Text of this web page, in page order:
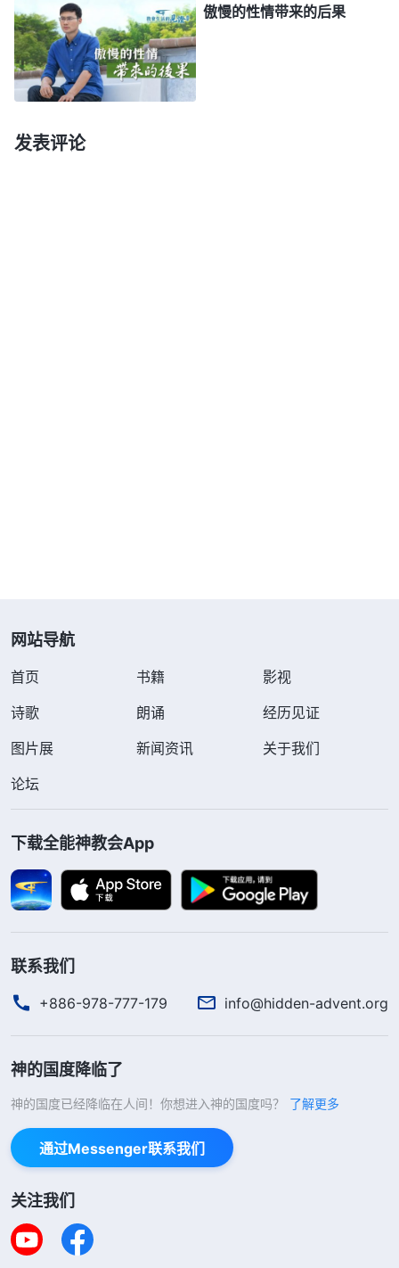
决问题。我尽本分不走正道，不但没给弟兄姊妹带来
什么益处，反倒让他们受辖制，感到痛苦压抑，我这
不是坑害弟兄姊妹吗？这是在作恶啊！没想到我凭撒
不该这样对付、教训弟兄姊妹，我就赶紧向神祷告、
对人没有同情与理解；受狂妄本性支配，我特别相信
自己，就认为只有严厉的对付才能解决问题，把自己
方式给人带来辖制，仍心里刚硬，不倾听弟兄姊妹的
心声，甚至同工提醒，我也不反省，觉得自己只是口
气重点，是弟兄姊妹接受不了对付。我凭着狂妄自大
的撒但性情尽本分，伤害了弟兄姊妹，耽误了教会工
作，所做的都是抵挡神的恶事啊！
我看到神的话说：“
你用天然个性来事奉神，按
照个人的喜好来事奉神，还总认为自己愿意的就是神
所喜悦的，自己不愿意的就是神所厌憎的，完全凭着
自己的喜好来作工作，这是事奉神吗？到头来你的生
命性情一点没有变化，反而因着事奉神更加顽固，使
的性情事奉而总结的经验，这是人的经验教训，是人
的处世哲学。这样的人都属于法利赛人、宗教官员，
这样的人若再不醒悟、不悔改，必然会成为末世的迷
惑人的假基督、敌基督，所说的假基督、敌基督就从
这一类人中间产生。事奉神的人若是随从个性，按着
己意来，随时都有被淘汰的危险。靠着人多年总结的
经验事奉神来笼络人心，来教训人、辖制人、站高
傲慢的性情带来的后果
发表评论
网站导航
首页 书籍
影视
诗歌
朗诵
经历见证
图片展
新闻资讯
关于我们
论坛
下载全能神教会App
联系我们
+886-978-777-179 info@hidden-advent.org
神的国度降临了
神的国度已经降临在人间！你想进入神的国度吗？ 了解更多
通过Messenger联系我们
关注我们